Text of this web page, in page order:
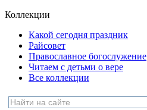
Коллекции
Какой сегодня праздник
Райсовет
Православное богослужение
Читаем с детьми о вере
Все коллекции